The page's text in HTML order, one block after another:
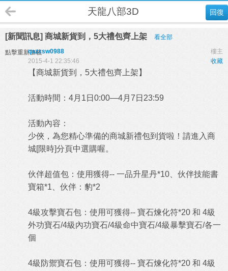
回復
天龍八部3D
[新聞訊息] 商城新貨到，5大禮包齊上架 看全部
點擊重新加載 樓主
qazxsw0988
收藏
2015-4-1 22:35:46
【商城新貨到，5大禮包齊上架】
活動時間：4月1日0:00—4月7日23:59
活動內容：
少俠，為您精心準備的商城新禮包到貨啦！請進入商
城[限時]分頁中選購喔。
伙伴超值包：使用獲得-- 一品升星丹*10、伙伴技能書
寶箱*1、伙伴：豹*2
4級攻擊寶石包：使用可獲得-- 寶石煉化符*20 和 4級
外功寶石/4級內功寶石/4級命中寶石/4級暴擊寶石/各一
個
4級防禦寶石包：使用可獲得-- 寶石煉化符*20 和 4級